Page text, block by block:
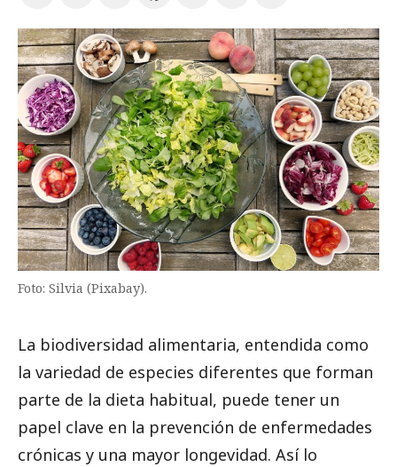
Suscríbete a los boletines electrónicos de la URV Agenda
ESPAÑOL CATALÀ ENGLISH
Foto: Silvia (Pixabay).
La biodiversidad alimentaria, entendida como
la variedad de especies diferentes que forman
parte de la dieta habitual, puede tener un
papel clave en la prevención de enfermedades
crónicas y una mayor longevidad. Así lo